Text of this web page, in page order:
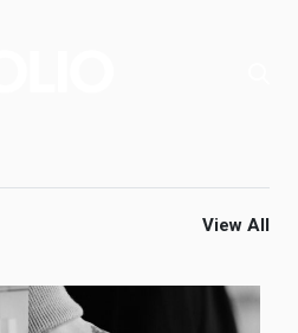
View All